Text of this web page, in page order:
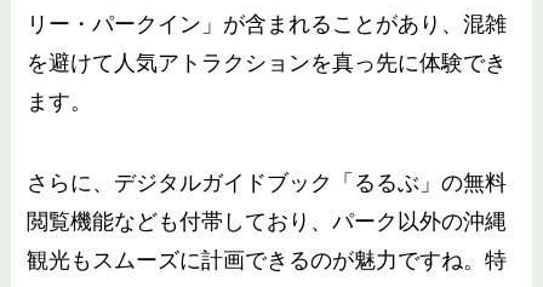
リー・パークイン」が含まれることがあり、混雑
を避けて人気アトラクションを真っ先に体験でき
ます。
さらに、デジタルガイドブック「るるぶ」の無料
閲覧機能なども付帯しており、パーク以外の沖縄
観光もスムーズに計画できるのが魅力ですね。特